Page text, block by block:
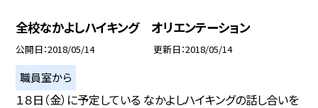
全校なかよしハイキング オリエンテーション
公開日 2018/05/14 更新日 2018/05/14
職員室から
１８日（金）に予定している なかよしハイキングの話し合いを